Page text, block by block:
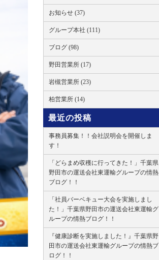
お知らせ (37)
グループ本社 (111)
ブログ (98)
野田営業所 (17)
岩槻営業所 (23)
柏営業所 (14)
最近の投稿
事務員募集！！会社説明会を開催しま
す！
「どらまめ収穫に行ってきた！」千葉県
野田市の運送会社東運輸グループの情熱
ブログ！！
「社員バーベキュー大会を実施しまし
た！」千葉県野田市の運送会社東運輸グ
ループの情熱ブログ！！
『健康診断を実施しました！』千葉県野
田市の運送会社東運輸グループの情熱ブ
ログ！！